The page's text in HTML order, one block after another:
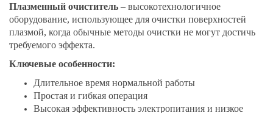
Плазменный очиститель – высокотехнологичное
оборудование, использующее для очистки поверхностей
плазмой, когда обычные методы очистки не могут достичь
требуемого эффекта.
Ключевые особенности:
Длительное время нормальной работы
Простая и гибкая операция
Высокая эффективность электропитания и низкое